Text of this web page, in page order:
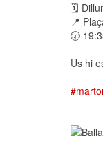
🗓
📍
🕢
Us hi